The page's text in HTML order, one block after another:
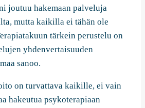
joutuu hakemaan palveluja
mutta kaikilla ei tähän ole
tärkein perustelu on
yhdenvertaisuuden
sanoo.
on turvattava kaikille, ei vain
hakeutua psykoterapiaan